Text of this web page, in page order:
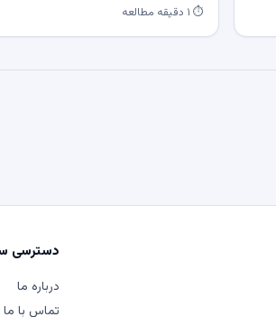
⏱ ۱ دقیقه مطالعه
دسترسی
درباره ما
تماس با ما